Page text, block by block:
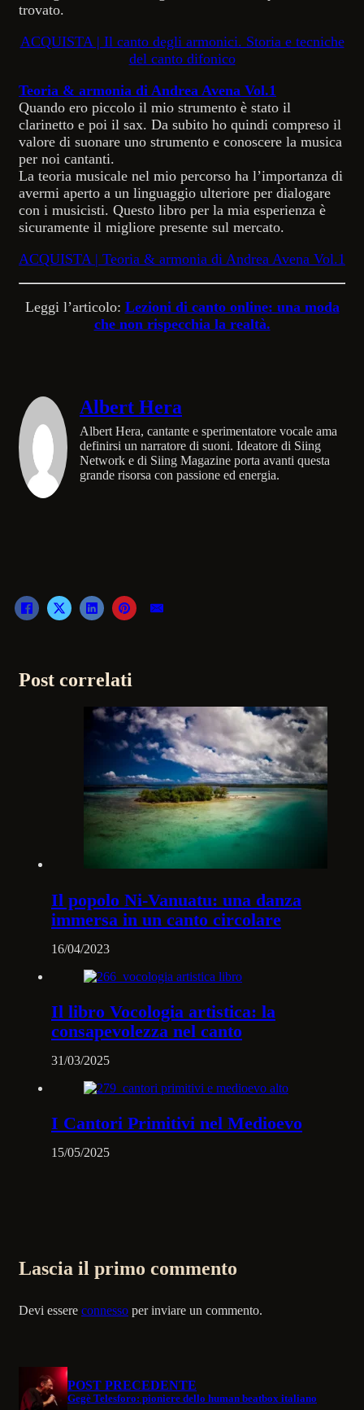
trovato.
ACQUISTA | Il canto degli armonici. Storia e tecniche
del canto difonico
Teoria & armonia di Andrea Avena Vol.1
Quando ero piccolo il mio strumento è stato il
clarinetto e poi il sax. Da subito ho quindi compreso il
valore di suonare uno strumento e conoscere la musica
per noi cantanti.
La teoria musicale nel mio percorso ha l’importanza di
avermi aperto a un linguaggio ulteriore per dialogare
con i musicisti. Questo libro per la mia esperienza è
sicuramente il migliore presente sul mercato.
ACQUISTA | Teoria & armonia di Andrea Avena Vol.1
Leggi l’articolo: Lezioni di canto online: una moda
che non rispecchia la realtà.
Albert Hera
Albert Hera, cantante e sperimentatore vocale ama
definirsi un narratore di suoni. Ideatore di Siing
Network e di Siing Magazine porta avanti questa
grande risorsa con passione ed energia.
Post correlati
Il popolo Ni-Vanuatu: una danza
immersa in un canto circolare
16/04/2023
Il libro Vocologia artistica: la
consapevolezza nel canto
31/03/2025
I Cantori Primitivi nel Medioevo
15/05/2025
Lascia il primo commento
Devi essere connesso per inviare un commento.
POST PRECEDENTE
Gegè Telesforo: pioniere dello human beatbox italiano